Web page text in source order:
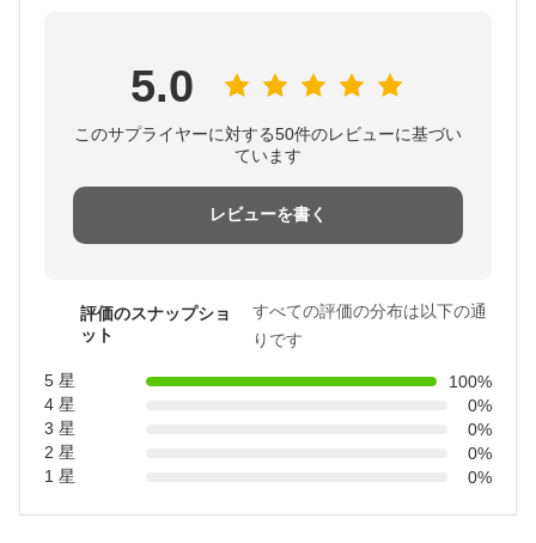
5.0
このサプライヤーに対する50件のレビューに基づい
ています
レビューを書く
評価のスナップショ
ット
すべての評価の分布は以下の通
りです
5 星
100%
4 星
0%
3 星
0%
2 星
0%
1 星
0%